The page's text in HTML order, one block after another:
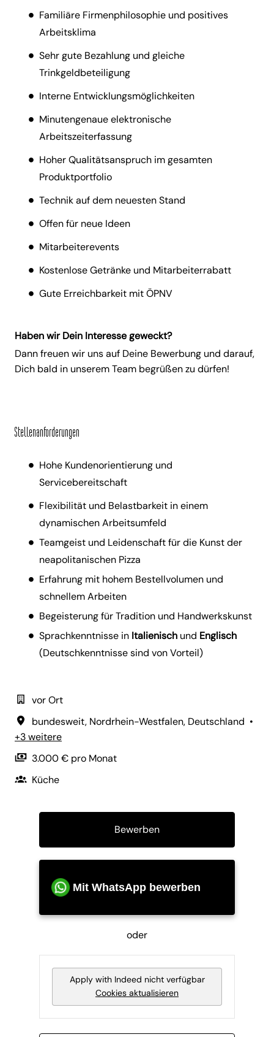
Familiäre Firmenphilosophie und positives
Arbeitsklima
Sehr gute Bezahlung und gleiche
Trinkgeldbeteiligung
Interne Entwicklungsmöglichkeiten
Minutengenaue elektronische
Arbeitszeiterfassung
Hoher Qualitätsanspruch im gesamten
Produktportfolio
Technik auf dem neuesten Stand
Offen für neue Ideen
Mitarbeiterevents
Kostenlose Getränke und Mitarbeiterrabatt
Gute Erreichbarkeit mit ÖPNV
Haben wir Dein Interesse geweckt?
Dann freuen wir uns auf Deine Bewerbung und darauf,
Dich bald in unserem Team begrüßen zu dürfen!
Stellenanforderungen
Hohe Kundenorientierung und
Servicebereitschaft
Flexibilität und Belastbarkeit in einem
dynamischen Arbeitsumfeld
Teamgeist und Leidenschaft für die Kunst der
neapolitanischen Pizza
Erfahrung mit hohem Bestellvolumen und
schnellem Arbeiten
Begeisterung für Tradition und Handwerkskunst
Sprachkenntnisse in Italienisch und Englisch
(Deutschkenntnisse sind von Vorteil)
vor Ort
bundesweit, Nordrhein-Westfalen, Deutschland •
+3 weitere
3.000 € pro Monat
Küche
Bewerben
Mit WhatsApp bewerben
oder
Apply with Indeed nicht verfügbar
Cookies aktualisieren